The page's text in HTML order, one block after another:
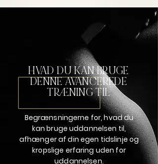
Begrænsningerne for, hvad du
kan bruge uddannelsen til,
afhænger af din egen tidslinje og
kropslige erfaring uden for
uddannelsen.
HVAD DU KANBRUGE
DENNE AVANCEREDE
TRÆNING TIL